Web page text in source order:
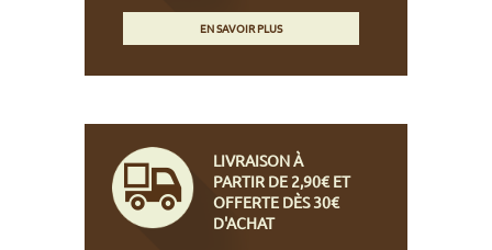
EN SAVOIR PLUS
LIVRAISON À
PARTIR DE 2,90€ ET
OFFERTE DÈS 30€
D'ACHAT